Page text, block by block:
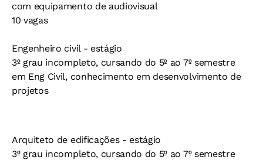
com equipamento de audiovisual
10 vagas
Engenheiro civil - estágio
3º grau incompleto, cursando do 5º ao 7º semestre
em Eng Civil, conhecimento em desenvolvimento de
projetos
Arquiteto de edificações - estágio
3º grau incompleto, cursando do 5º ao 7º semestre